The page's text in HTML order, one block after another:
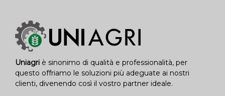
Uniagri è sinonimo di qualità e professionalità, per
questo offriamo le soluzioni più adeguate ai nostri
clienti, divenendo così il vostro partner ideale.